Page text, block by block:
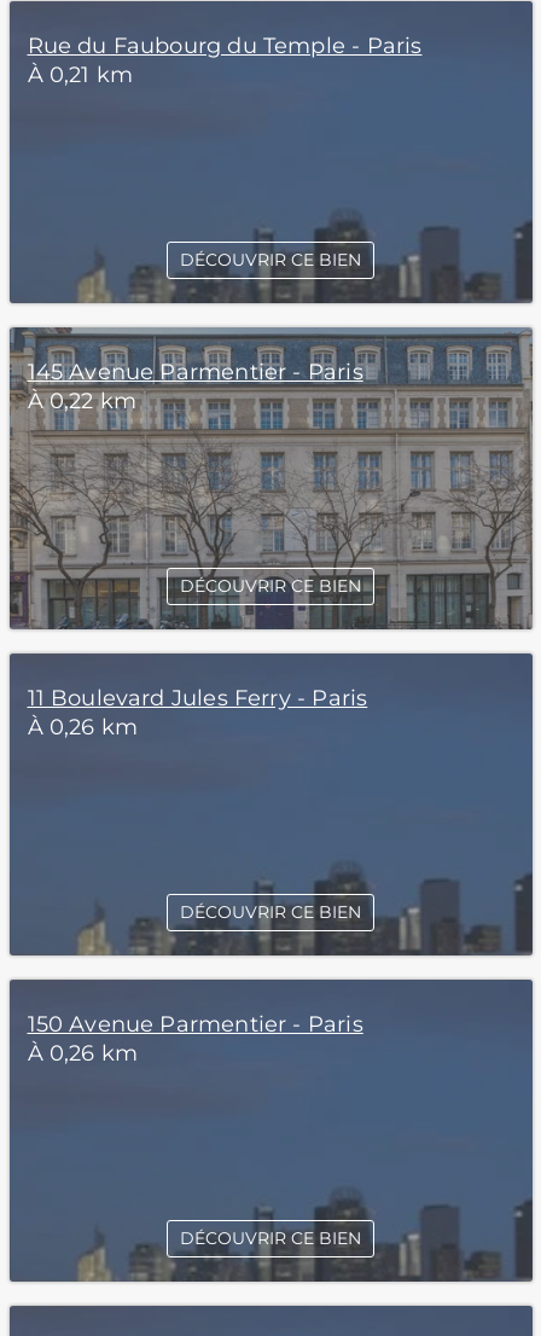
Rue du Faubourg du Temple - Paris
À 0,21 km
DÉCOUVRIR CE BIEN
145 Avenue Parmentier - Paris
À 0,22 km
DÉCOUVRIR CE BIEN
11 Boulevard Jules Ferry - Paris
À 0,26 km
DÉCOUVRIR CE BIEN
150 Avenue Parmentier - Paris
À 0,26 km
DÉCOUVRIR CE BIEN